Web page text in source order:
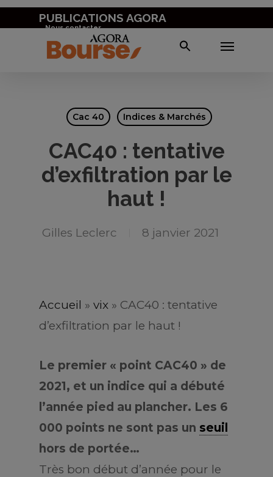
Skip
to
PUBLICATIONS AGORA
Nous contacter
Menu
Cac 40 Indices & Marchés
CAC40 : tentative
d’exfiltration par le
haut !
Gilles Leclerc 8 janvier 2021
Accueil » vix » CAC40 : tentative
d’exfiltration par le haut !
Le premier « point CAC40 » de
2021, et un indice qui a débuté
l’année pied au plancher. Les 6
000 points ne sont pas un seuil
hors de portée…
Très bon début d’année pour le
5 Valeurs pour doubler votre PEA
Télécharger